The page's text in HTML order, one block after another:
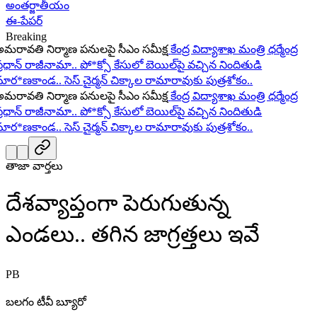
అంతర్జాతీయం
ఈ-పేపర్
Breaking
నిర్మాణ పనులపై సీఎం సమీక్ష కేంద్ర విద్యాశాఖ మంత్రి ధర్మేంద్ర
రాజీనామా.. పో*క్సో కేసులో బెయిల్‌పై వచ్చిన నిందితుడి
సెస్ చైర్మన్ చిక్కాల రామారావుకు పుత్రశోకం..
నిర్మాణ పనులపై సీఎం సమీక్ష కేంద్ర విద్యాశాఖ మంత్రి ధర్మేంద్ర
రాజీనామా.. పో*క్సో కేసులో బెయిల్‌పై వచ్చిన నిందితుడి
సెస్ చైర్మన్ చిక్కాల రామారావుకు పుత్రశోకం..
తాజా వార్తలు
దేశవ్యాప్తంగా పెరుగుతున్న
ఎండలు.. తగిన జాగ్రత్తలు ఇవే
PB
బలగం టీవీ బ్యూరో